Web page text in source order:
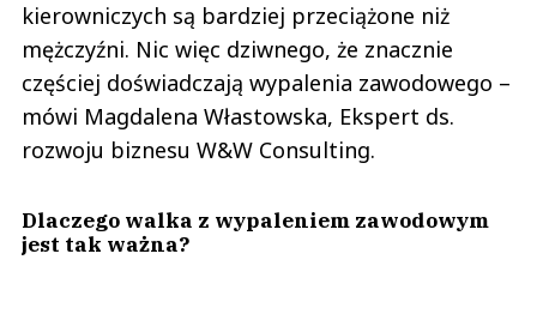
kierowniczych są bardziej przeciążone niż
mężczyźni. Nic więc dziwnego, że znacznie
częściej doświadczają wypalenia zawodowego –
mówi Magdalena Włastowska, Ekspert ds.
rozwoju biznesu W&W Consulting.
Dlaczego walka z wypaleniem zawodowym
jest tak ważna?